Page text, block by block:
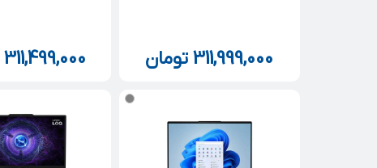
311,999,000تومان 311,499,000